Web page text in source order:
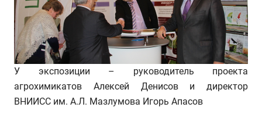
У экспозиции – руководитель проекта
агрохимикатов Алексей Денисов и директор
ВНИИСС им. А.Л. Мазлумова Игорь Апасов